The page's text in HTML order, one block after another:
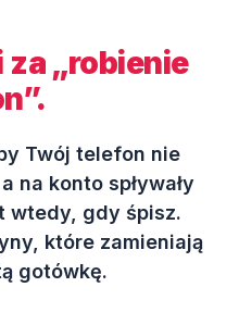
za „robienie
Twój telefon nie
na konto spływały
wtedy, gdy śpisz.
które zamieniają
gotówkę.